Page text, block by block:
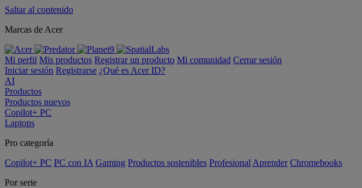
Saltar al contenido
Marcas de Acer
Mi perfil Mis productos Registrar un producto Mi comunidad Cerrar sesión
Iniciar sesión Registrarse ¿Qué es Acer ID?
AI
Productos
Productos nuevos
Copilot+ PC
Laptops
Pro categoría
Copilot+ PC PC con IA Gaming Productos sostenibles Profesional Aprender Chromebooks
Por serie